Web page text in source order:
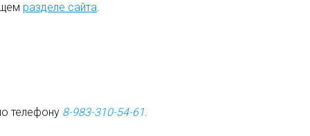
разделе сайта.
телефону 8-983-310-54-61.